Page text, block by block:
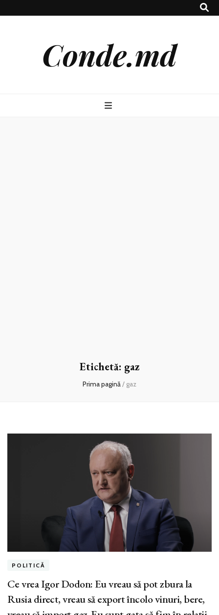
Conde.md
Etichetă: gaz
Prima pagină/ gaz
POLITICĂ
Ce vrea Igor Dodon: Eu vreau să pot zbura la
Rusia direct, vreau să export încolo vinuri, bere,